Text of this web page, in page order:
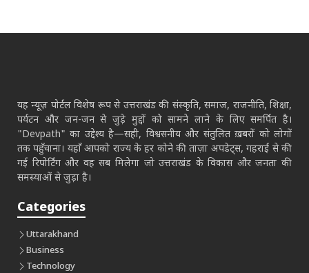
यह न्यूज़ पोर्टल विशेष रूप से उत्तराखंड की संस्कृति, समाज, राजनीति, शिक्षा,
पर्यटन और जन-जन से जुड़े मुद्दों को सामने लाने के लिए समर्पित है।
"Devpath" का उद्देश्य है—सही, विश्वसनीय और संतुलित ख़बरों को लोगों
तक पहुँचाना। यहाँ आपको राज्य के हर कोने की ताज़ा अपडेट्स, गहराई से की
गई रिपोर्टिंग और वह सब मिलेगा जो उत्तराखंड के विकास और जनता की
समस्याओं से जुड़ा है।
Categories
Uttarakhand
Business
Technology